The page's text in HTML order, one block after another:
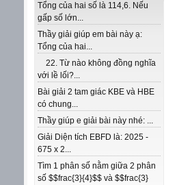
Tổng của hai số là 114,6. Nếu
gấp số lớn...
Thầy giải giúp em bài này ạ:
Tổng của hai...
22. Từ nào không đồng nghĩa
với lề lối?...
Bài giải 2 tam giác KBE và HBE
có chung...
Thầy giúp e giải bài này nhé: ...
Giải Diện tích EBFD là: 2025 -
675 x 2...
Tìm 1 phân số nằm giữa 2 phân
số $$frac{3}{4}$$ và $$frac{3}